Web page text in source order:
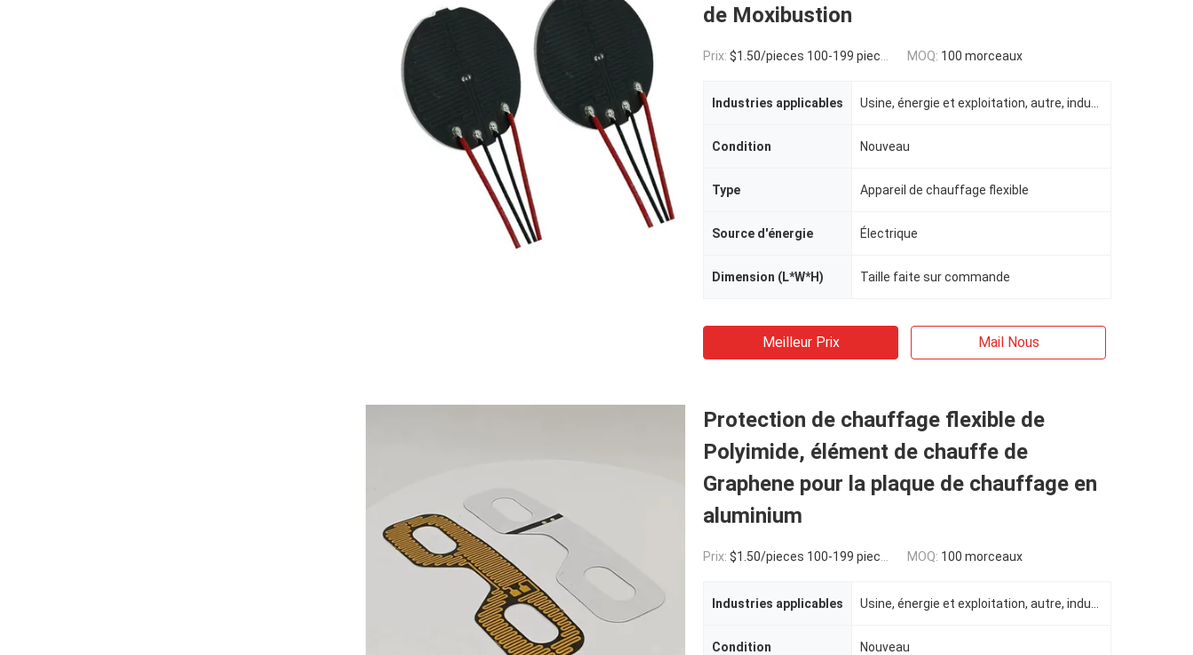
de Moxibustion
Prix: $1.50/pieces 100-199 pieces MOQ: 100 morceaux
Industries applicables
Condition Nouveau
Type Appareil de chauffage flexible
Source d'énergie Électrique
Dimension (L*W*H) Taille faite sur commande
Meilleur Prix Mail Nous
Protection de chauffage flexible de
Polyimide, élément de chauffe de
Graphene pour la plaque de chauffage en
aluminium
Prix: $1.50/pieces 100-199 pieces MOQ: 100 morceaux
Industries applicables
Condition Nouveau